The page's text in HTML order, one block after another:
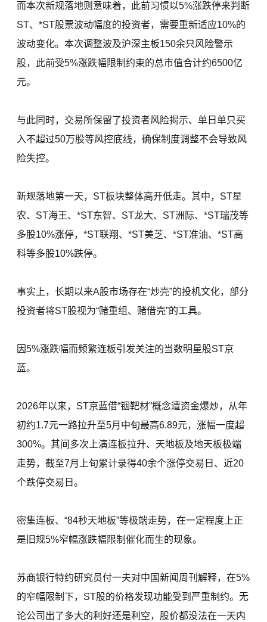
而本次新规落地则意味着，此前习惯以5%涨跌停来判断
ST、*ST股票波动幅度的投资者，需要重新适应10%的
波动变化。本次调整波及沪深主板150余只风险警示
股，此前受5%涨跌幅限制约束的总市值合计约6500亿
元。
与此同时，交易所保留了投资者风险揭示、单日单只买
入不超过50万股等风控底线，确保制度调整不会导致风
险失控。
新规落地第一天，ST板块整体高开低走。其中，ST星
农、ST海王、*ST东智、ST龙大、ST洲际、*ST瑞茂等
多股10%涨停，*ST联翔、*ST美芝、*ST准油、*ST高
科等多股10%跌停。
事实上，长期以来A股市场存在“炒壳”的投机文化，部分
投资者将ST股视为“赌重组、赌借壳”的工具。
因5%涨跌幅而频繁连板引发关注的当数明星股ST京
蓝。
2026年以来，ST京蓝借“铟靶材”概念遭资金爆炒，从年
初约1.7元一路拉升至5月中旬最高6.89元，涨幅一度超
300%。其间多次上演连板拉升、天地板及地天板极端
走势，截至7月上旬累计录得40余个涨停交易日、近20
个跌停交易日。
密集连板、“84秒天地板”等极端走势，在一定程度上正
是旧规5%窄幅涨跌幅限制催化而生的现象。
苏商银行特约研究员付一夫对中国新闻周刊解释，在5%
的窄幅限制下，ST股的价格发现功能受到严重制约。无
论公司出了多大的利好还是利空，股价都没法在一天内